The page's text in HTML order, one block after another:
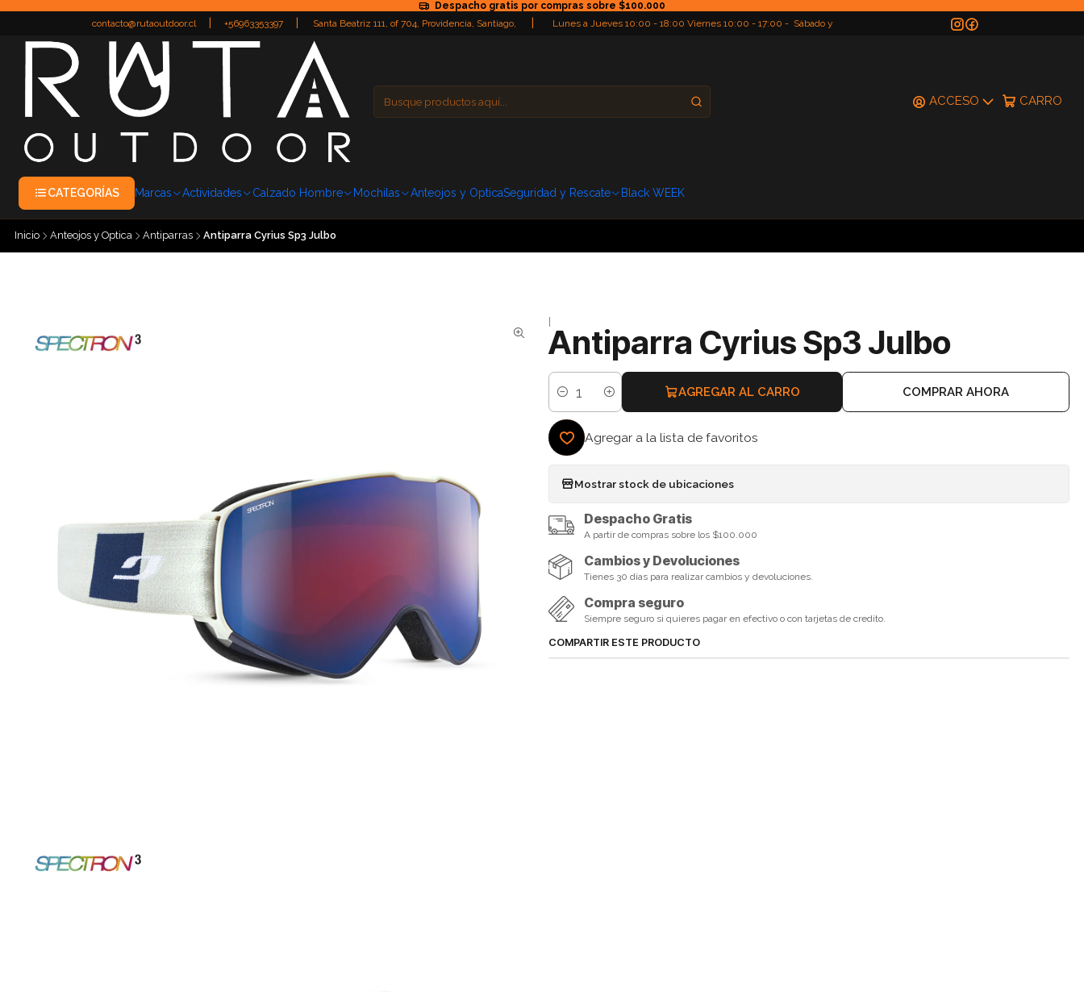
Despacho gratis por compras sobre $100.000
contacto@rutaoutdoor.cl
+56963353397
Santa Beatriz 111, of 704, Providencia, Santiago,
Lunes a Jueves 10:00 - 18:00 Viernes 10:00 - 17:00 - Sábado y
ACCESO CARRO
CATEGORÍAS Marcas Actividades Calzado Hombre Mochilas Anteojos y OpticaSeguridad y Rescate Black WEEK
Inicio Anteojos y Optica Antiparras Antiparra Cyrius Sp3 Julbo
|
Antiparra Cyrius Sp3 Julbo
Cantidad
AGREGAR AL CARRO COMPRAR AHORA
Agregar a la lista de favoritos
Mostrar stock de ubicaciones
Despacho Gratis
A partir de compras sobre los $100.000
Cambios y Devoluciones
Tienes 30 días para realizar cambios y devoluciones.
Compra seguro
Siempre seguro si quieres pagar en efectivo o con tarjetas de credito.
COMPARTIR ESTE PRODUCTO